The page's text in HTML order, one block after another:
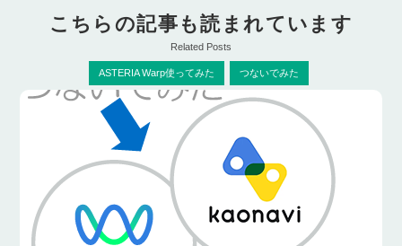
こちらの記事も読まれています
Related Posts
ASTERIA Warp使ってみた つないでみた